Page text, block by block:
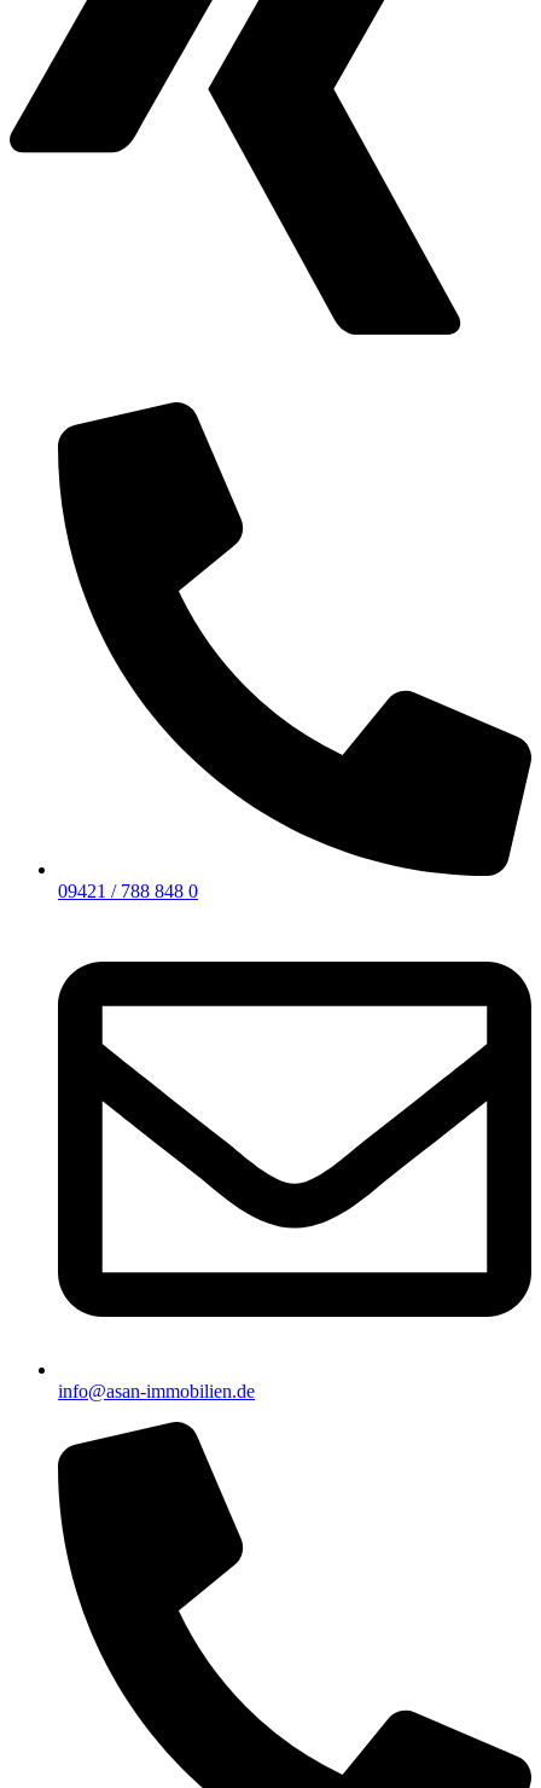
09421 / 788 848 0
info@asan-immobilien.de